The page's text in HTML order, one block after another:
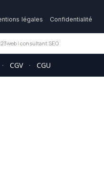
légales Confidentialité
| consultant SEO
· CGV · CGU